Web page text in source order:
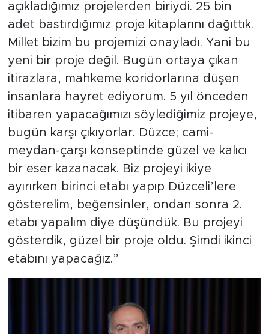
açıkladığımız projelerden biriydi. 25 bin
adet bastırdığımız proje kitaplarını dağıttık.
Millet bizim bu projemizi onayladı. Yani bu
yeni bir proje değil. Bugün ortaya çıkan
itirazlara, mahkeme koridorlarına düşen
insanlara hayret ediyorum. 5 yıl önceden
itibaren yapacağımızı söylediğimiz projeye,
bugün karşı çıkıyorlar. Düzce; cami-
meydan-çarşı konseptinde güzel ve kalıcı
bir eser kazanacak. Biz projeyi ikiye
ayırırken birinci etabı yapıp Düzceli’lere
gösterelim, beğensinler, ondan sonra 2.
etabı yapalım diye düşündük. Bu projeyi
gösterdik, güzel bir proje oldu. Şimdi ikinci
etabını yapacağız.”